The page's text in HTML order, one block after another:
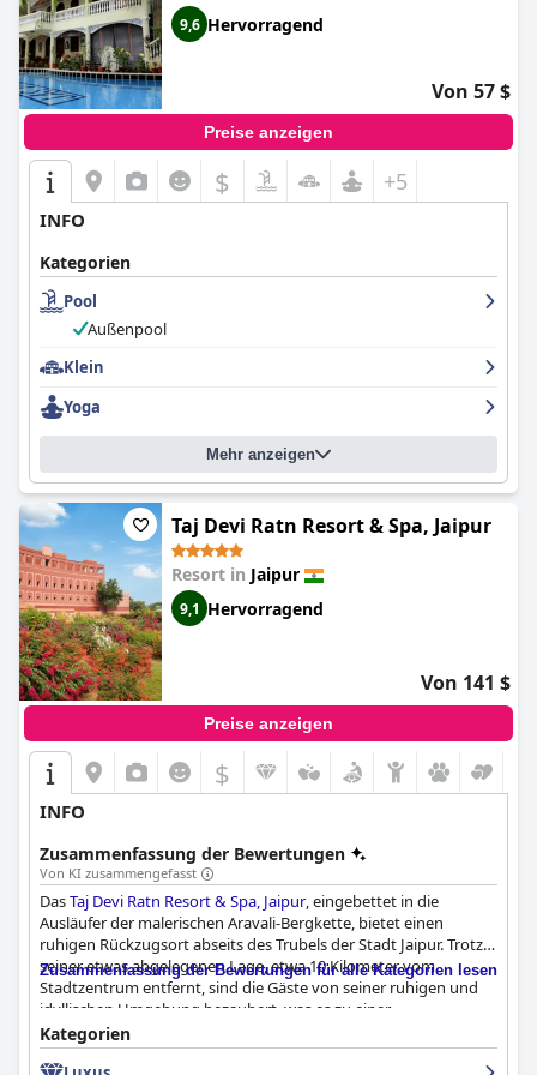
9,6 Hervorragend
Von 57 $
Preise anzeigen
$ +5
INFO
Kategorien
Pool
Außenpool
Klein
Yoga
Mehr anzeigen
Taj Devi Ratn Resort & Spa, Jaipur
Resort in Jaipur
9,1 Hervorragend
Von 141 $
Preise anzeigen
$
INFO
Zusammenfassung der Bewertungen
Von KI zusammengefasst
DasTaj Devi Ratn Resort & Spa, Jaipur, eingebettet in die
Ausläufer der malerischen Aravali-Bergkette, bietet einen
ruhigen Rückzugsort abseits des Trubels der Stadt Jaipur. Trotz
seiner etwas abgelegenen Lage, etwa 10 Kilometer vom
Stadtzentrum entfernt, sind die Gäste von seiner ruhigen und
idyllischen Umgebung bezaubert, was es zu einer
ausgezeichneten Wahl für diejenigen macht, die Ruhe und
Entspannung suchen. Die Nähe des Anwesens zum malerischen
Zusammenfassung der Bewertungen für alle Kategorien lesen
Kategorien